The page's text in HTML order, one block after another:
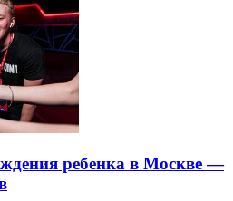
ребенка в Москве —